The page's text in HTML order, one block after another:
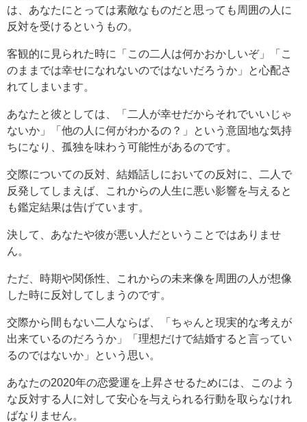
は、あなたにとっては素敵なものだと思っても周囲の人に
反対を受けるというもの。
客観的に見られた時に「この二人は何かおかしいぞ」「こ
のままでは幸せになれないのではないだろうか」と心配さ
れてしまいます。
あなたと彼としては、「二人が幸せだからそれでいいじゃ
ないか」「他の人に何がわかるの？」という意固地な気持
ちになり、孤独を味わう可能性があるのです。
交際についての反対、結婚話しにおいての反対に、二人で
反発してしまえば、これからの人生に悪い影響を与えると
も鑑定結果は告げています。
決して、あなたや彼が悪い人だということではありませ
ん。
ただ、時期や関係性、これからの未来像を周囲の人が想像
した時に反対してしまうのです。
交際から間もない二人ならば、「ちゃんと現実的な考えが
出来ているのだろうか」「理想だけで結婚すると言ってい
るのではないか」という思い。
あなたの2020年の恋愛運を上昇させるためには、このよう
な反対する人に対して安心を与えられる行動を取らなけれ
ばなりません。